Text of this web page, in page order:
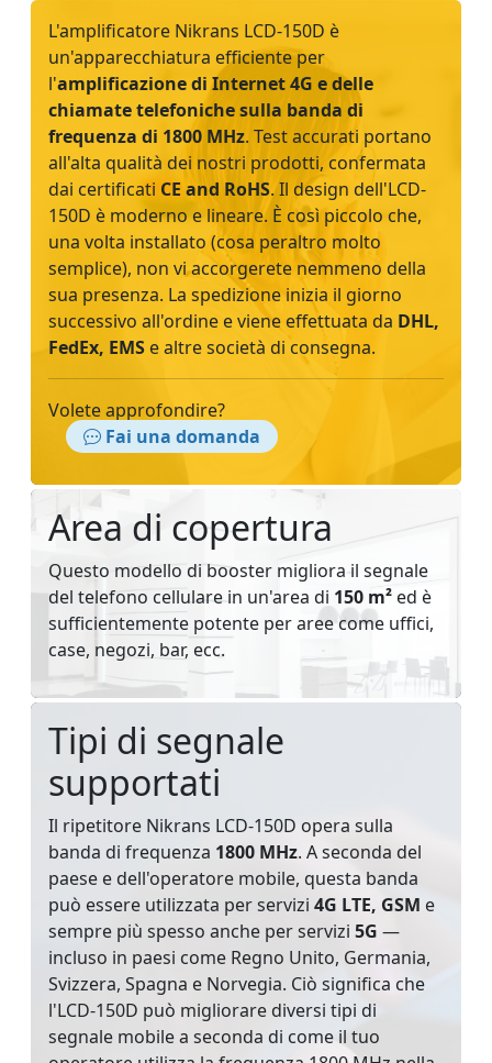
L'amplificatore Nikrans LCD-150D è
un'apparecchiatura efficiente per
l'amplificazione di Internet 4G e delle
chiamate telefoniche sulla banda di
frequenza di 1800 MHz. Test accurati portano
all'alta qualità dei nostri prodotti, confermata
dai certificati CE and RoHS. Il design dell'LCD-
150D è moderno e lineare. È così piccolo che,
una volta installato (cosa peraltro molto
semplice), non vi accorgerete nemmeno della
sua presenza. La spedizione inizia il giorno
successivo all'ordine e viene effettuata da DHL,
FedEx, EMS e altre società di consegna.
Volete approfondire?
Fai una domanda
Area di copertura
Questo modello di booster migliora il segnale
del telefono cellulare in un'area di 150 m² ed è
sufficientemente potente per aree come uffici,
case, negozi, bar, ecc.
Tipi di segnale
supportati
Il ripetitore Nikrans LCD-150D opera sulla
banda di frequenza 1800 MHz. A seconda del
paese e dell'operatore mobile, questa banda
può essere utilizzata per servizi 4G LTE, GSM e
sempre più spesso anche per servizi 5G —
incluso in paesi come Regno Unito, Germania,
Svizzera, Spagna e Norvegia. Ciò significa che
l'LCD-150D può migliorare diversi tipi di
segnale mobile a seconda di come il tuo